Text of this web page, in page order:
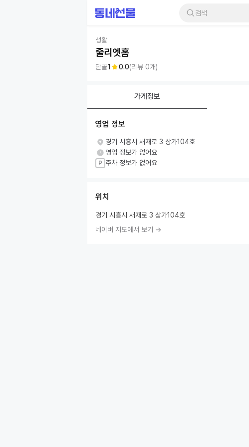
검색
생활
줄리엣홈
단골1 0.0(리뷰 0개)
가게정보
영업 정보
경기 시흥시 새재로 3 상가104호
영업 정보가 없어요
P 주차 정보가 없어요
위치
경기 시흥시 새재로 3 상가104호
네이버 지도에서 보기 →